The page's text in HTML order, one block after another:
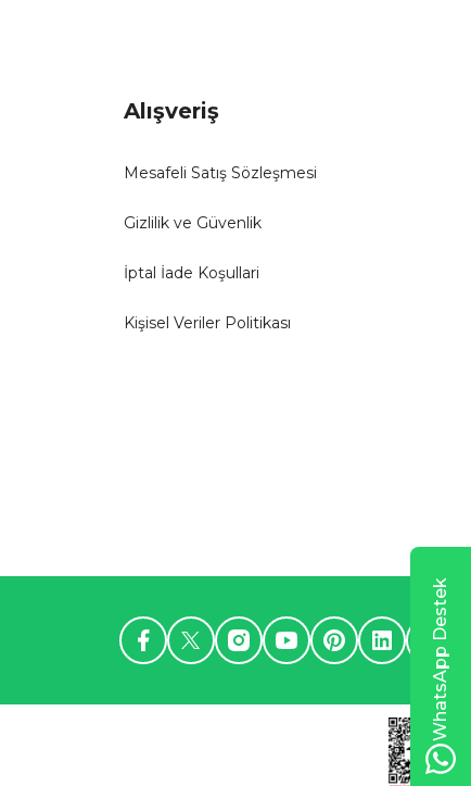
Alışveriş
Mesafeli Satış Sözleşmesi
Gizlilik ve Güvenlik
İptal İade Koşullari
Kişisel Veriler Politikası
WhatsApp Destek